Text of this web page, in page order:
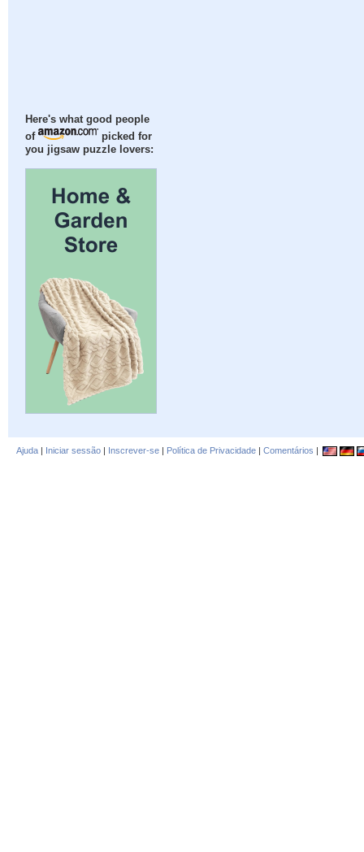
Here's what good people
of
picked for
you jigsaw puzzle lovers:
Ajuda | Iniciar sessão | Inscrever-se | Política de Privacidade | Comentários |